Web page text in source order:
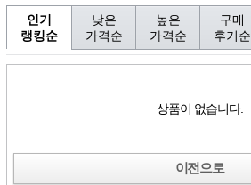
인기
랭킹순
낮은
가격순
높은
가격순
구매
후기순
상품이 없습니다.
이전으로